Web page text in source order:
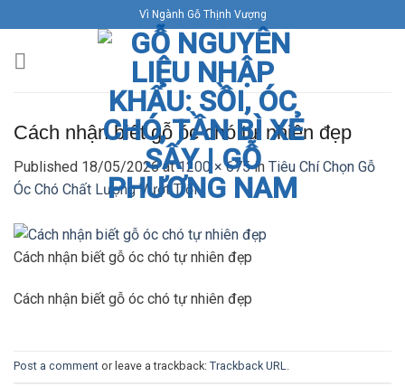
to
content
Vì Ngành Gỗ Thịnh Vượng
Cách nhận biết gỗ óc chó tự nhiên đẹp
Published 18/05/2026at1200 × 675in Tiêu Chí Chọn Gỗ
Óc Chó Chất Lượng Vượt Trội
Cách nhận biết gỗ óc chó tự nhiên đẹp
Cách nhận biết gỗ óc chó tự nhiên đẹp
Post a comment or leave a trackback: Trackback URL.